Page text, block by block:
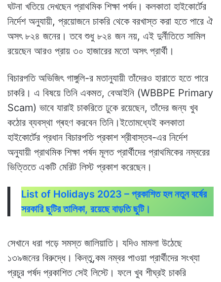
ঘটনা খতিয়ে দেখছেন প্রাথমিক শিক্ষা পর্ষদ। কলকাতা হাইকোর্টের
নির্দেশ অনুযায়ী, প্রয়োজনে চাকরি থেকে বরখাস্ত করা হতে পারে ঐ
অসৎ ৮২৪ জনের। তবে শুধু ৮২৪ জন নয়, এই দুর্নীতিতে সামিল
রয়েছেন আরও প্রায় ৩০ হাজারের মতো অসৎ প্রার্থী।
বিচারপতি অভিজিৎ গাঙ্গুলি-র মতানুযায়ী তাঁদেরও হারাতে হতে পারে
চাকরি। এ বিষয়ে তিনি একমত, বেআইনি (WBBPE Primary
Scam) ভাবে যারাই চাকরিতে ঢুকে রয়েছেন, তাঁদের জন্য খুব
কঠোর ব্যবস্থা গ্ৰহণ করবেন তিনি।ইতোমধ্যেই কলকাতা
হাইকোর্টের প্রধান বিচারপতি প্রকাশ শ্রীবাস্তব-এর নির্দেশ
অনুযায়ী প্রাথমিক শিক্ষা পর্ষদ মূলত প্রার্থীদের প্রাথমিকের নম্বরের
ভিত্তিতে একটি মেরিট লিস্ট প্রকাশ করেছেন।
List of Holidays 2023 – প্রকাশিত হল নতুন বর্ষের
সরকারি ছুটির তালিকা, রয়েছে বাড়তি ছুটি।
সেখানে ধরা পড়ে সমস্ত জালিয়াতি। যদিও মামলা উঠেছে
১৩৯জনের বিরুদ্ধে। কিন্তু,কম নম্বর পাওয়া প্রার্থীদের সংখ্যা
প্রচুর পর্ষদ প্রকাশিত সেই লিস্টে। ফলে খুব শীঘ্রই চাকরি